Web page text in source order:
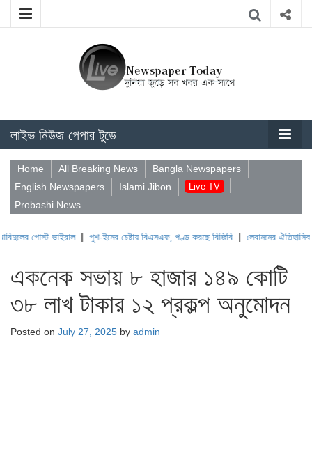
লাইভ নিউজ পেপার টুডে
Home All Breaking News
Bangla Newspapers
English Newspapers
Islami Jibon Live TV
Probashi News
ভাইরাল|পুশ-ইনের চেষ্টায় বিএসএফ, পণ্ড করছে বিজিবি|লেবাননের ঐতিহাসিক বউফোর্ট
একনেক সভায় ৮ হাজার ১৪৯ কোটি
৩৮ লাখ টাকার ১২ প্রকল্প অনুমোদন
Posted on July 27, 2025 by admin